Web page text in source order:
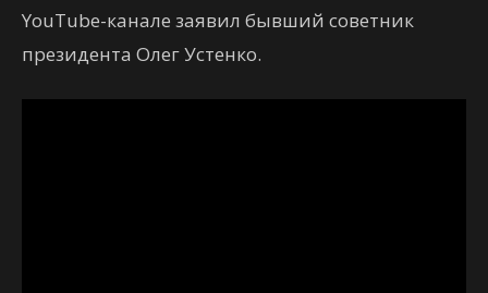
YouTube-канале заявил бывший советник
президента Олег Устенко.